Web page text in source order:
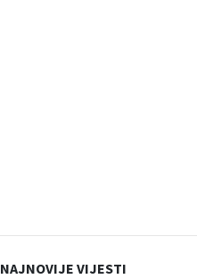
NAJNOVIJE VIJESTI